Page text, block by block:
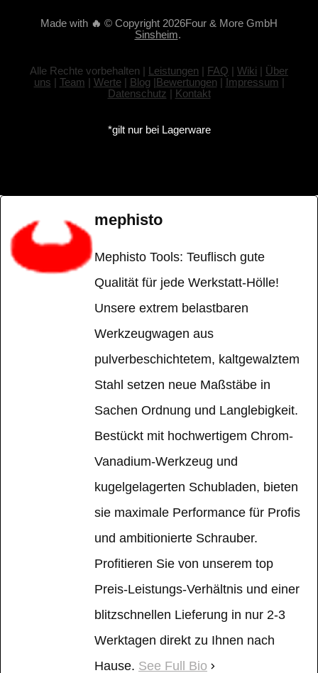
Made with 🔥 © Copyright 2026Four & More GmbH
Sinsheim.
Alle Rechte vorbehalten | Leistungen | FAQ | Wiki | Über
uns | Team | Werte| Blog |Bewertungen | Impressum |
Datenschutz | Kontakt
*gilt nur bei Lagerware
mephisto
Mephisto Tools: Teuflisch gute
Qualität für jede Werkstatt-Hölle!
Unsere extrem belastbaren
Werkzeugwagen aus
pulverbeschichtetem, kaltgewalztem
Stahl setzen neue Maßstäbe in
Sachen Ordnung und Langlebigkeit.
Bestückt mit hochwertigem Chrom-
Vanadium-Werkzeug und
kugelgelagerten Schubladen, bieten
sie maximale Performance für Profis
und ambitionierte Schrauber.
Profitieren Sie von unserem top
Preis-Leistungs-Verhältnis und einer
blitzschnellen Lieferung in nur 2-3
Werktagen direkt zu Ihnen nach
Hause. See Full Bio